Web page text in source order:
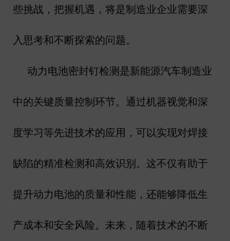
些挑战，把握机遇，将是制造业企业需要深
入思考和不断探索的问题。
动力电池密封钉检测是新能源汽车制造业
中的关键质量控制环节。通过机器视觉和深
度学习等先进技术的应用，可以实现对焊接
缺陷的精准检测和高效识别。这不仅有助于
提升动力电池的质量和性能，还能够降低生
产成本和安全风险。未来，随着技术的不断